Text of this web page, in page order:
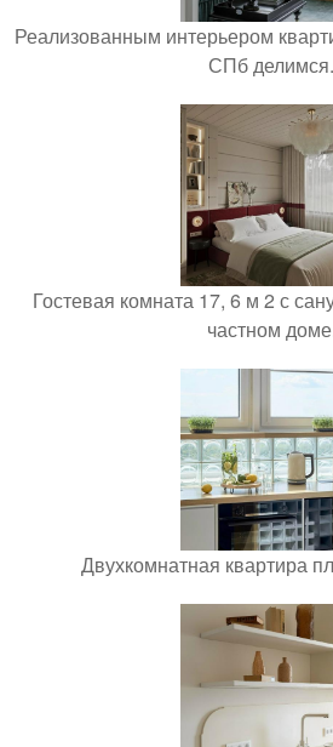
Реализованным интерьером
СПб делимся.
Гостевая комната 17, 6 м 2 с
частном
Двухкомнатная квартира